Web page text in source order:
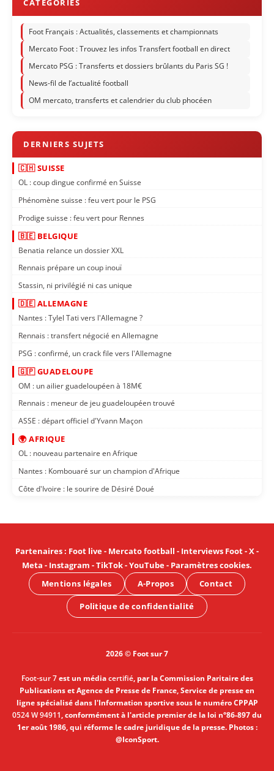
Foot Français : Actualités, classements et championnats
Mercato Foot : Trouvez les infos Transfert football en direct
Mercato PSG : Transferts et dossiers brûlants du Paris SG !
News-fil de l’actualité football
OM mercato, transferts et calendrier du club phocéen
🇨🇭 SUISSE
OL : coup dingue confirmé en Suisse
Phénomène suisse : feu vert pour le PSG
Prodige suisse : feu vert pour Rennes
🇧🇪 BELGIQUE
Benatia relance un dossier XXL
Rennais prépare un coup inouï
Stassin, ni privilégié ni cas unique
🇩🇪 ALLEMAGNE
Nantes : Tylel Tati vers l'Allemagne ?
Rennais : transfert négocié en Allemagne
PSG : confirmé, un crack file vers l'Allemagne
🇬🇵 GUADELOUPE
OM : un ailier guadeloupéen à 18M€
Rennais : meneur de jeu guadeloupéen trouvé
ASSE : départ officiel d'Yvann Maçon
🌍 AFRIQUE
OL : nouveau partenaire en Afrique
Nantes : Kombouaré sur un champion d'Afrique
Côte d'Ivoire : le sourire de Désiré Doué
Partenaires: Foot live- Mercato football - Interviews Foot-X-
Meta - Instagram -TikTok-YouTube- Paramètres cookies.
Mentions légales
A-Propos Contact
Politique de confidentialité
2026 © Foot sur 7
Foot-sur 7est un médiacertifié, par la Commission Paritaire des
Publications et Agence de Presse de France, Service de presse en
ligne spécialisé dans l'Information sportive sous le numéro CPPAP
0524 W 94911, conformément à l'article premier de la loi n°86-897 du
1er août 1986, qui réforme le cadre juridique de la presse. Photos :
@IconSport.